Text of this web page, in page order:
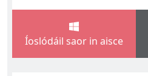
Íoslódáil saor in aisce